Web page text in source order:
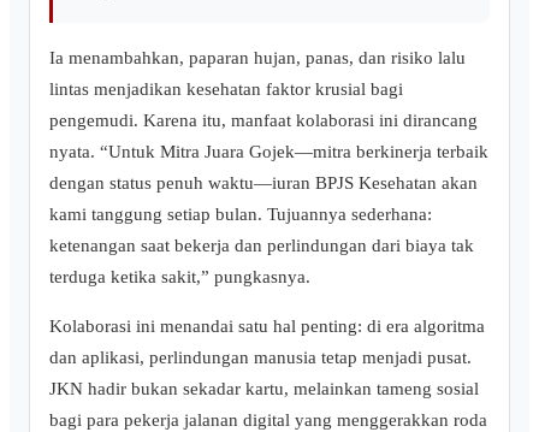
Ia menambahkan, paparan hujan, panas, dan risiko lalu
lintas menjadikan kesehatan faktor krusial bagi
pengemudi. Karena itu, manfaat kolaborasi ini dirancang
nyata. “Untuk Mitra Juara Gojek—mitra berkinerja terbaik
dengan status penuh waktu—iuran BPJS Kesehatan akan
kami tanggung setiap bulan. Tujuannya sederhana:
ketenangan saat bekerja dan perlindungan dari biaya tak
terduga ketika sakit,” pungkasnya.
Kolaborasi ini menandai satu hal penting: di era algoritma
dan aplikasi, perlindungan manusia tetap menjadi pusat.
JKN hadir bukan sekadar kartu, melainkan tameng sosial
bagi para pekerja jalanan digital yang menggerakkan roda